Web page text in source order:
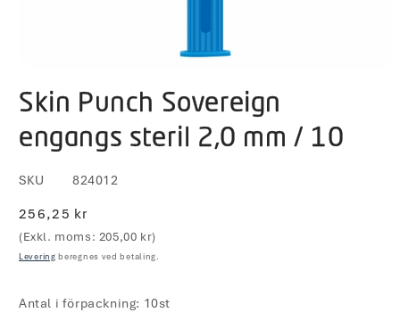
mediet
1
modus
Skin Punch Sovereign
engangs steril 2,0 mm / 10
SKU 824012
Normalpris
256,25 kr
(Exkl. moms: 205,00 kr)
Levering beregnes ved betaling.
Antal i förpackning: 10st